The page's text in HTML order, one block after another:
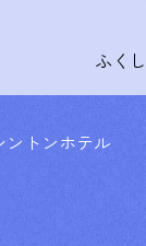
ふく
ントンホテル